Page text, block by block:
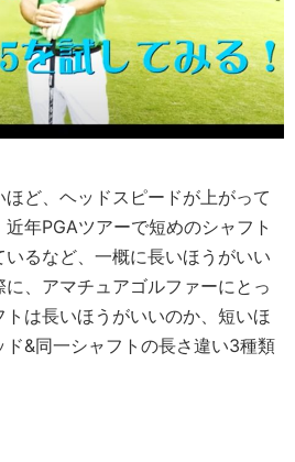
ど、ヘッドスピードが上がって
年PGAツアーで短めのシャフト
るなど、一概に長いほうがいい
、アマチュアゴルファーにとっ
は長いほうがいいのか、短いほ
ド&同一シャフトの長さ違い3種類